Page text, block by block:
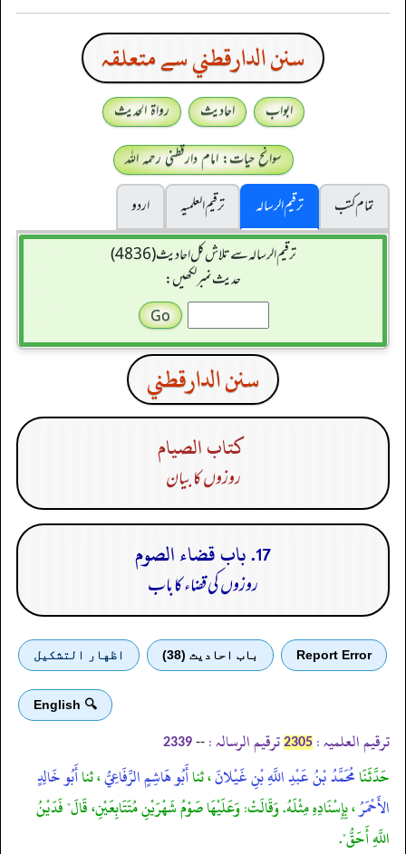
سنن الدارقطني سے متعلقہ
ابواب احادیث
رواۃ الحدیث
سوانح حیات: امام دارقطنی رحمہ اللہ
تمام کتب
ترقیم الرسالہ ترقیم العلمیہ
اردو
ترقیم الرسالہ سے تلاش کل احادیث (4836)
حدیث نمبر لکھیں:
سنن الدارقطني
كتاب الصيام
روزوں کا بیان
17. باب قضاء الصوم
روزوں کی قضاء کا باب
Report Error باب احادیث (38) اظهار التشكيل
🔍 English
ترقیم العلمیہ : 2305 ترقیم الرسالہ : --
2339
حَدَّثَنَامُحَمَّدُ بْنُ عَبْدِ اللَّهِ بْنِ غَيْلانَ، ثناأَبُو هَاشِمٍ الرِّفَاعِيُّ، ثناأَبُو خَالِدٍ
الأَحْمَرُ، بِإِسْنَادِهِ مِثْلَهُ. وَقَالَتْ: وَعَلَيْهَا صَوْمُ شَهْرَيْنِ مُتَتَابِعَيْنِ، قَالَ" فَدَيْنُ
اللَّهِ أَحَقُّ".